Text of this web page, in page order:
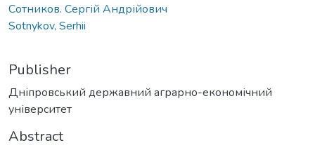
Сотников. Сергій Андрійович
Sotnykov, Serhii
Publisher
Дніпровський державний аграрно-економічний
університет
Abstract